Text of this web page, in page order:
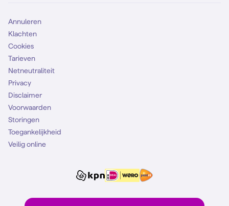
Annuleren
Klachten
Cookies
Tarieven
Netneutraliteit
Privacy
Disclaimer
Voorwaarden
Storingen
Toegankelijkheid
Veilig online